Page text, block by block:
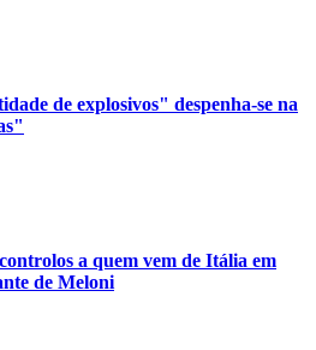
de explosivos" despenha-se na
a quem vem de Itália em
de Meloni